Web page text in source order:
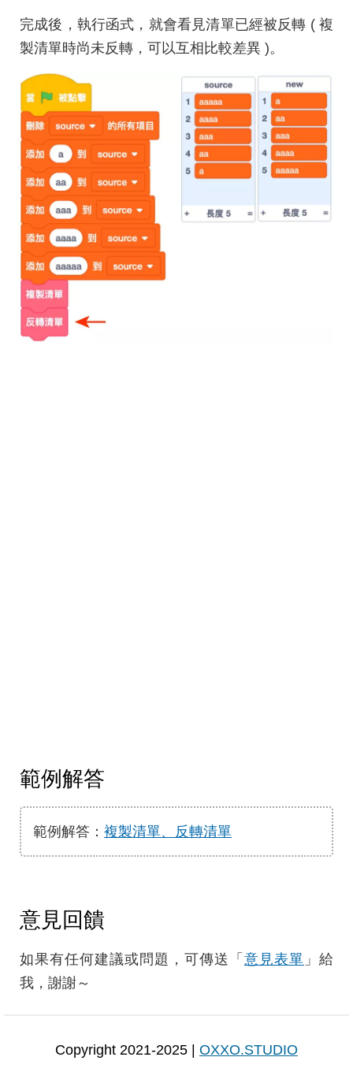
完成後，執行函式，就會看見清單已經被反轉 ( 複
製清單時尚未反轉，可以互相比較差異 )。
範例解答
範例解答： 複製清單、反轉清單
意見回饋
如果有任何建議或問題，可傳送「 意見表單 」給
我，謝謝～
Copyright 2021-2025 | OXXO.STUDIO